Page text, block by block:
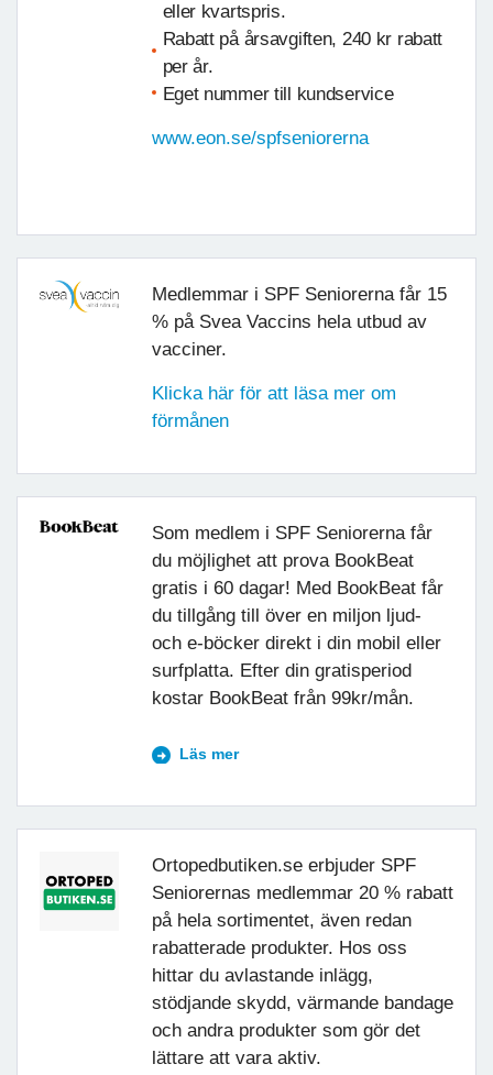
eller kvartspris.
Rabatt på årsavgiften, 240 kr rabatt
per år.
Eget nummer till kundservice
www.eon.se/spfseniorerna
Medlemmar i SPF Seniorerna får 15
% på Svea Vaccins hela utbud av
vacciner.
Klicka här för att läsa mer om
förmånen
Som medlem i SPF Seniorerna får
du möjlighet att prova BookBeat
gratis i 60 dagar! Med BookBeat får
du tillgång till över en miljon ljud-
och e-böcker direkt i din mobil eller
surfplatta. Efter din gratisperiod
kostar BookBeat från 99kr/mån.
Läs mer
Ortopedbutiken.se erbjuder SPF
Seniorernas medlemmar 20 % rabatt
på hela sortimentet, även redan
rabatterade produkter. Hos oss
hittar du avlastande inlägg,
stödjande skydd, värmande bandage
och andra produkter som gör det
lättare att vara aktiv.